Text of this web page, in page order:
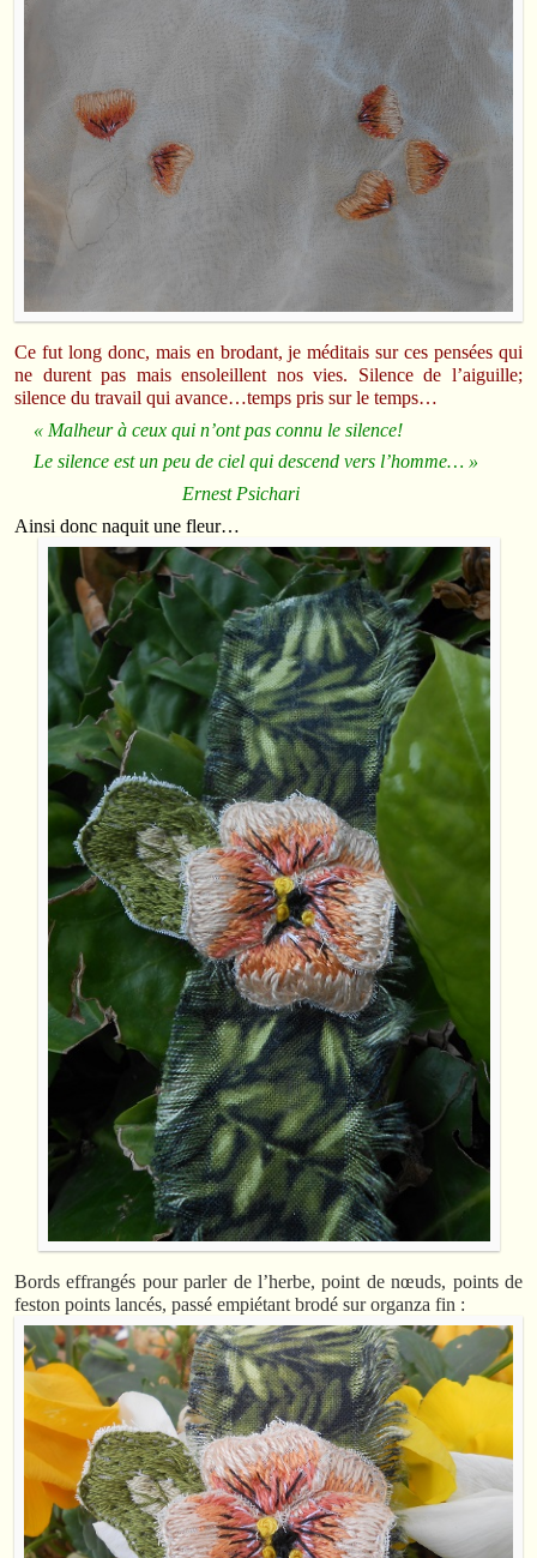
Ce fut long donc, mais en brodant, je méditais sur ces pensées qui
ne durent pas mais ensoleillent nos vies. Silence de l’aiguille;
silence du travail qui avance…temps pris sur le temps…
« Malheur à ceux qui n’ont pas connu le silence!
Le silence est un peu de ciel qui descend vers l’homme… »
Ernest Psichari
Ainsi donc naquit une fleur…
Bords effrangés pour parler de l’herbe, point de nœuds, points de
feston points lancés, passé empiétant brodé sur organza fin :